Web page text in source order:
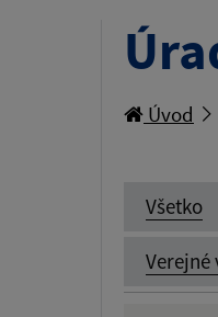
Úvod
Všetko
Verejné